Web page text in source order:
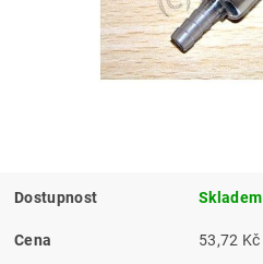
Dostupnost Skladem
Cena